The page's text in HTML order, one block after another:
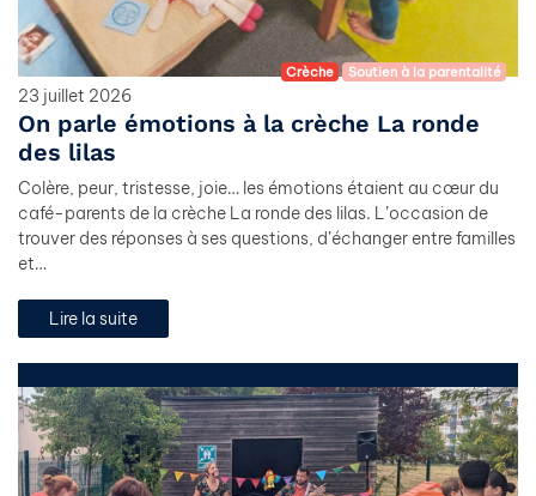
Crèche Soutien à la parentalité
23 juillet 2026
On parle émotions à la crèche La ronde
des lilas
Colère, peur, tristesse, joie… les émotions étaient au cœur du
café-parents de la crèche La ronde des lilas. L’occasion de
trouver des réponses à ses questions, d’échanger entre familles
et…
Lire la suite